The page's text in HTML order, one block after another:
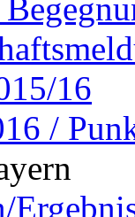
16
/